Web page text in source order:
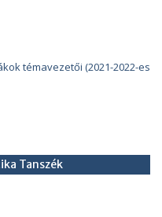
témavezetői (2021-2022-es
Tanszék